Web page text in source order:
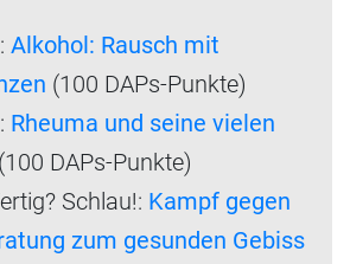
Alkohol: Rausch mit
(100 DAPs-Punkte)
Rheuma und seine vielen
(100 DAPs-Punkte)
Schlau!: Kampf gegen
zum gesunden Gebiss